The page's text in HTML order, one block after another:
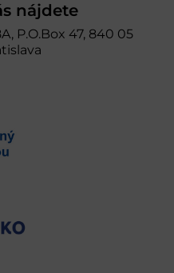
nájdete
P.O.Box 47, 840 05